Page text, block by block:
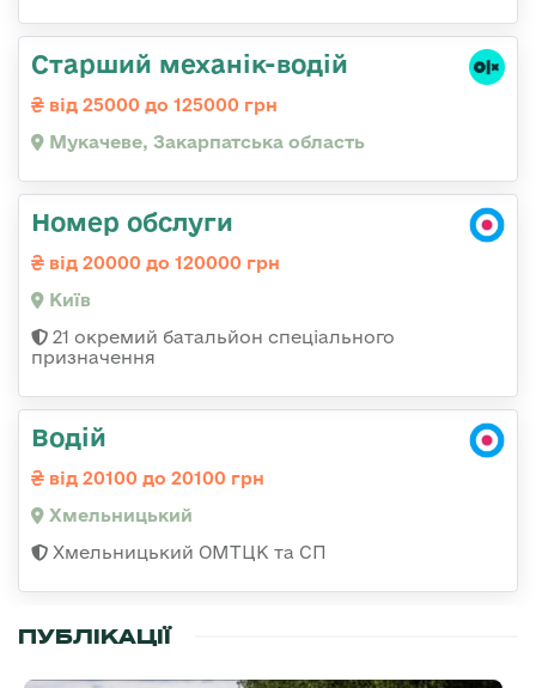
Старший механік-водій
від 25000 до 125000 грн
Мукачеве, Закарпатська область
Номер обслуги
від 20000 до 120000 грн
Київ
21 окремий батальйон спеціального
призначення
Водій
від 20100 до 20100 грн
Хмельницький
Хмельницький ОМТЦК та СП
ПУБЛІКАЦІЇ